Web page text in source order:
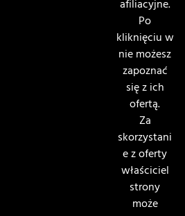
afiliacyjne.
Po
kliknięciu w
nie możesz
zapoznać
się z ich
ofertą.
Za
skorzystani
e z oferty
właściciel
strony
może